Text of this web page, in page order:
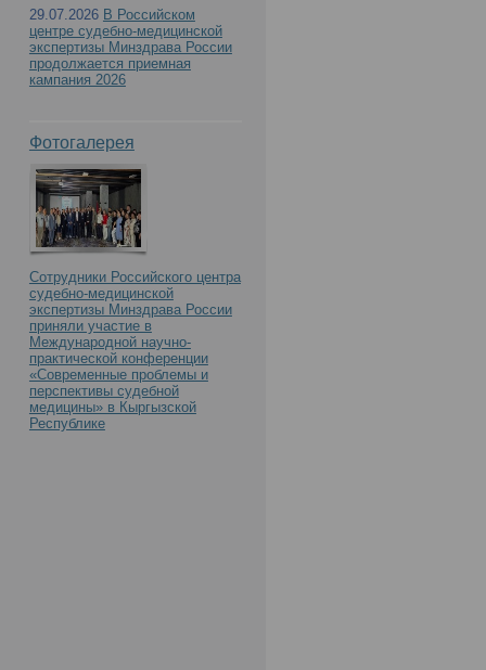
29.07.2026 В Российском
центре судебно-медицинской
экспертизы Минздрава России
продолжается приемная
кампания 2026
Фотогалерея
Сотрудники Российского центра
судебно-медицинской
экспертизы Минздрава России
приняли участие в
Международной научно-
практической конференции
«Современные проблемы и
перспективы судебной
медицины» в Кыргызской
Республике